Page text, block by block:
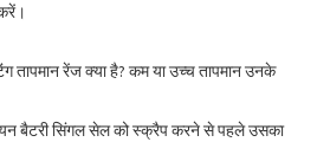
तापमान रेंज क्या है? कम या उच्च तापमान उनके
बैटरी सिंगल सेल को स्क्रैप करने से पहले उसका